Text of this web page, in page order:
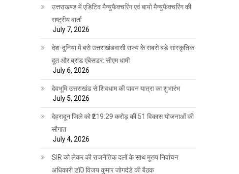
उत्तराखण्ड में एडिटिव मैन्युफैक्चरिंग एवं बायो मैन्युफैक्चरिंग की
राष्ट्रीय वार्ता
July 7, 2026
देश-दुनिया में बसे उत्तराखंडवासी राज्य के सबसे बड़े सांस्कृतिक
दूत और ब्रांड एंबेसडर: सीएम धामी
July 6, 2026
देवभूमि उत्तराखंड से शिवधाम की पावन यात्रा का शुभारंभ
July 5, 2026
देहरादून जिले को ₹219.29 करोड़ की 51 विकास योजनाओं की
सौगात
July 4, 2026
SIR को लेकर की राजनैतिक दलों के साथ मुख्य निर्वाचन
अधिकारी डॉ0 विजय कुमार जोगदंडे की बैठक